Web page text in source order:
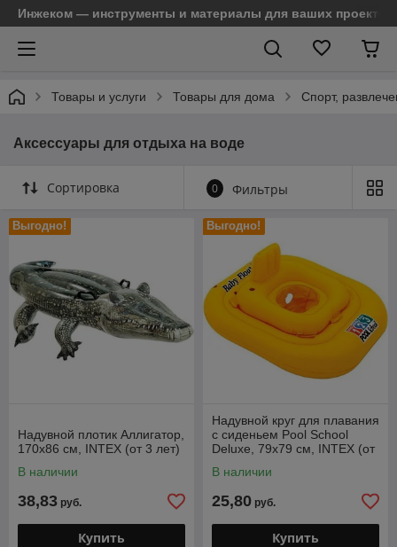
Инжеком — инструменты и материалы для ваших проектов
Товары и услуги Товары для дома Спорт,
Аксессуары для отдыха на воде
Сортировка 0 Фильтры
Выгодно!
Надувной плотик Аллигатор,
170х86 см, INTEX (от 3 лет)
В наличии
38,83 руб.
Купить
Выгодно!
Надувной круг для плавания
с сиденьем Pool School
Deluxe, 79х79 см, INTEX (от
В наличии
25,80 руб.
Купить